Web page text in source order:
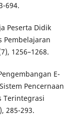
694.
Peserta Didik
Pembelajaran
1256–1268.
E-
Pencernaan
Terintegrasi
285-293.